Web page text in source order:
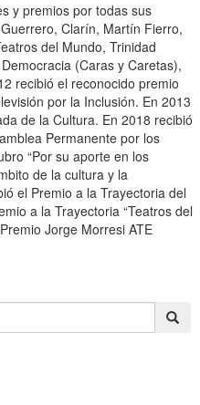
y premios por todas sus
Clarín, Martín Fierro,
del Mundo, Trinidad
(Caras y Caretas),
recibió el reconocido premio
por la Inclusión. En 2013
de la Cultura. En 2018 recibió
Permanente por los
“Por su aporte en los
de la cultura y la
el Premio a la Trayectoria del
a la Trayectoria “Teatros del
Jorge Morresi ATE